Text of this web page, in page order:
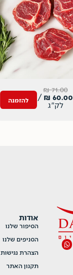
71.00
₪
60.00
₪
/
לק"ג
להזמנה
אודות
הסיפור שלנו
הסניפים שלנו
הצהרת נגישות
תקנון האתר